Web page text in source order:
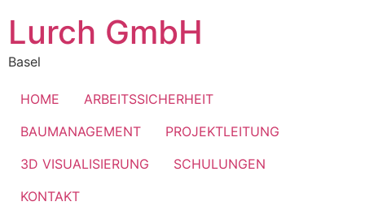
Inhalt
springen
Lurch GmbH
Basel
HOME
ARBEITSSICHERHEIT
BAUMANAGEMENT
PROJEKTLEITUNG
3D VISUALISIERUNG
SCHULUNGEN
KONTAKT